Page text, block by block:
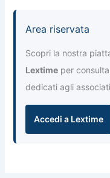
Area riservata
Scopri la nostra
Lextime per
dedicati agli
Accedi a Lextime